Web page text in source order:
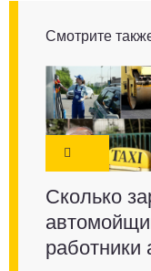
Смотрите
Сколько